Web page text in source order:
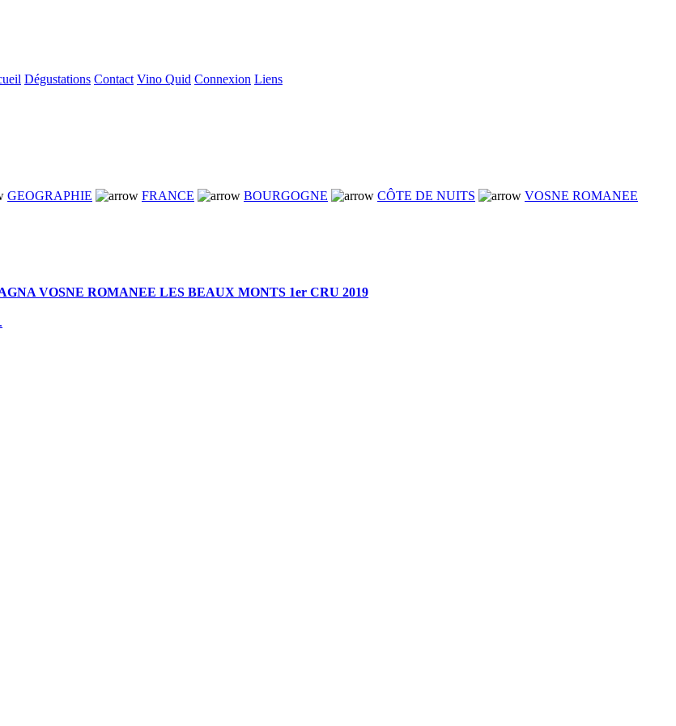
Dégustations Contact Vino Quid Connexion Liens
GEOGRAPHIE FRANCE BOURGOGNE CÔTE DE NUITS
VOSNE ROMANEE
VOSNE ROMANEE LES BEAUX MONTS 1er CRU 2019